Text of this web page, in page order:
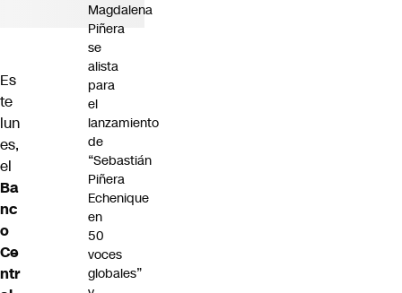
Es
te
lun
es,
el
Ba
nc
o
Ce
ntr
Magdalena
Piñera
se
alista
para
el
lanzamiento
de
“Sebastián
Piñera
Echenique
en
50
voces
globales”